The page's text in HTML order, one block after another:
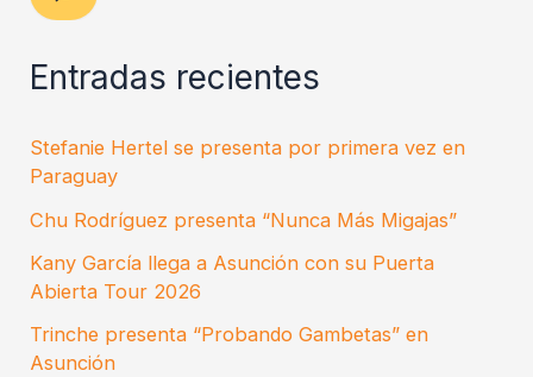
Entradas recientes
Stefanie Hertel se presenta por primera vez en
Paraguay
Chu Rodríguez presenta “Nunca Más Migajas”
Kany García llega a Asunción con su Puerta
Abierta Tour 2026
Trinche presenta “Probando Gambetas” en
Asunción